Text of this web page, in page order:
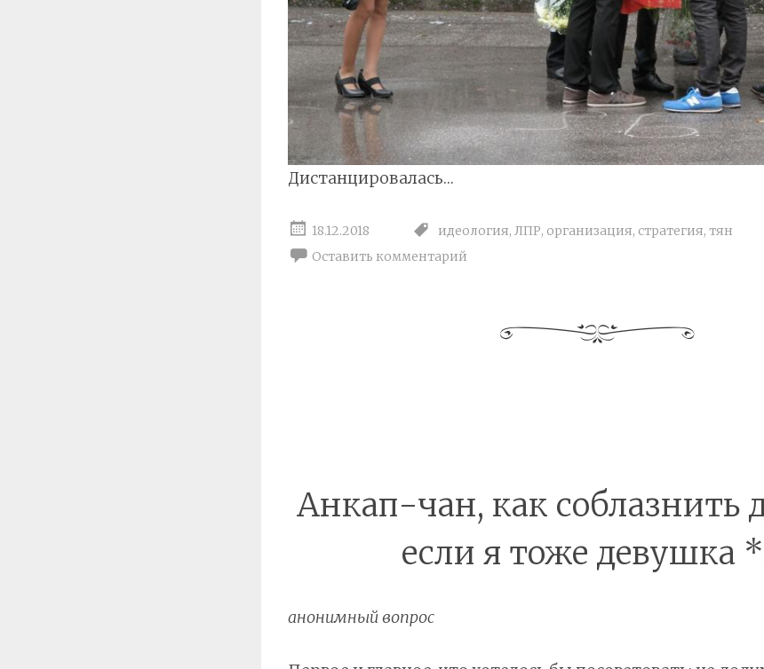
Дистанцировалась…
18.12.2018 идеология,ЛПР, организация, стратегия,тян
Оставить комментарий
Анкап-чан, как соблазнить
если я тоже девушка
анонимный вопрос